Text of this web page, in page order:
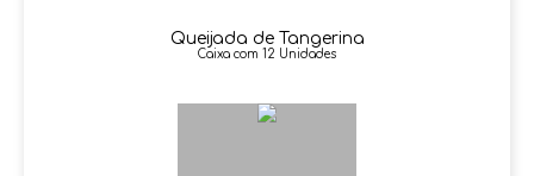
Queijada de Tangerina
Caixa com 12 Unidades